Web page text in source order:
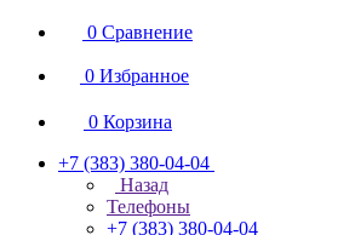
0 Сравнение
0 Избранное
0 Корзина
+7 (383) 380-04-04
Назад
Телефоны
+7 (383) 380-04-04